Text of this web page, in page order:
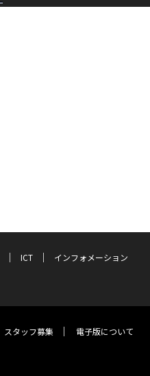
ICT
インフォメーション
スタッフ募集 電子版について